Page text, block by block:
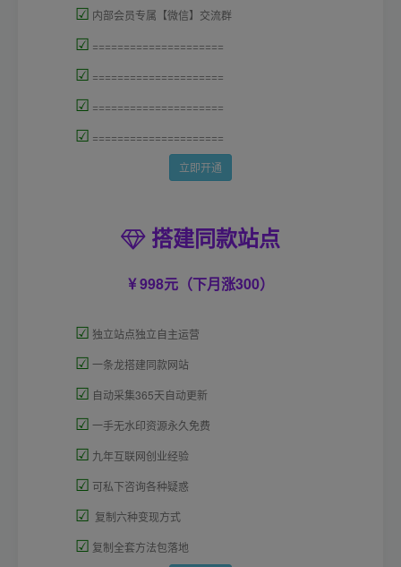
☑ 内部会员专属【微信】交流群
☑ =====================
☑ =====================
☑ =====================
☑ =====================
立即开通
搭建同款站点
998元（下月涨300）
☑ 独立站点独立自主运营
☑ 一条龙搭建同款网站
☑ 自动采集365天自动更新
☑ 一手无水印资源永久免费
☑ 九年互联网创业经验
☑ 可私下咨询各种疑惑
☑ 复制六种变现方式
☑ 复制全套方法包落地